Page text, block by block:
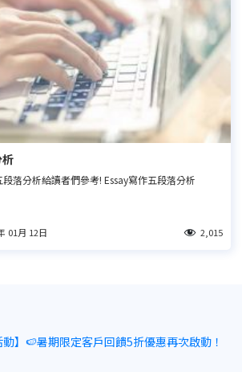
落分析給讀者們參考! Essay寫作五段落分析
01月 12日 2,015
動】🍉暑期限定客戶回饋5折優惠再次啟動！